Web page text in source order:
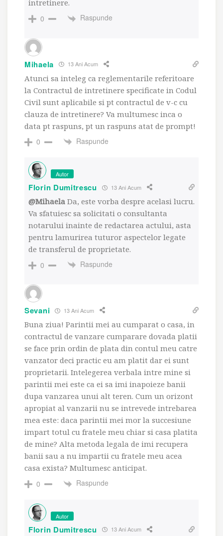
intretinere.
0
Raspunde
Mihaela 13 Ani Acum
Atunci sa inteleg ca reglementarile referitoare
la Contractul de intretinere specificate in Codul
Civil sunt aplicabile si pt contractul de v-c cu
clauza de intretinere? Va multumesc inca o
data pt raspuns, pt un raspuns atat de prompt!
0
Raspunde
Autor
Florin Dumitrescu 13 Ani Acum
@Mihaela Da, este vorba despre acelasi lucru.
Va sfatuiesc sa solicitati o consultanta
notarului inainte de redactarea actului, asta
pentru lamurirea tuturor aspectelor legate
de transferul de proprietate.
0
Raspunde
Sevani 13 Ani Acum
Buna ziua! Parintii mei au cumparat o casa, in
contractul de vanzare cumparare dovada platii
se face prin ordin de plata din contul meu catre
vanzator deci practic eu am platit dar ei sunt
proprietarii. Intelegerea verbala intre mine si
parintii mei este ca ei sa imi inapoieze banii
dupa vanzarea unui alt teren. Cum un orizont
apropiat al vanzarii nu se intrevede intrebarea
mea este: daca parintii mei mor la succesiune
impart totul cu fratele meu chiar si casa platita
de mine? Alta metoda legala de imi recupera
banii sau a nu impartii cu fratele meu acea
casa exista? Multumesc anticipat.
0
Raspunde
Autor
Florin Dumitrescu 13 Ani Acum